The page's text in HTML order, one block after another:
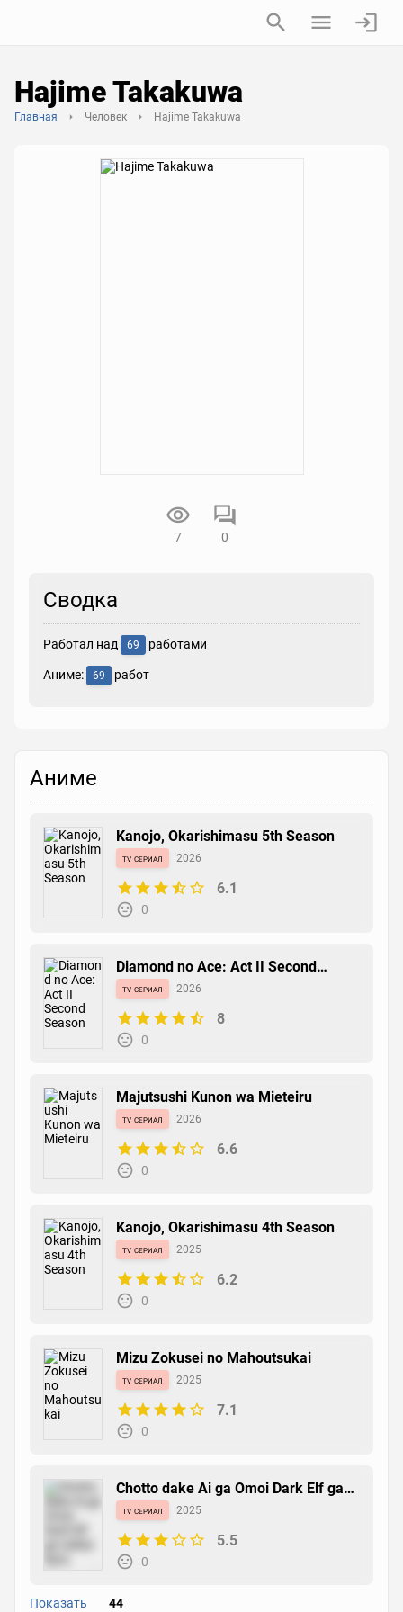
Hajime Takakuwa
Главная Человек Hajime Takakuwa
7 0
Сводка
Работал над 69 работами
Аниме: 69 работ
Аниме
Kanojo, Okarishimasu 5th Season
tv сериал 2026
6.1
0
Diamond no Ace: Act II Second
Season
tv сериал 2026
8
0
Majutsushi Kunon wa Mieteiru
tv сериал 2026
6.6
0
Kanojo, Okarishimasu 4th Season
tv сериал 2025
6.2
0
Mizu Zokusei no Mahoutsukai
tv сериал 2025
7.1
0
Chotto dake Ai ga Omoi Dark Elf ga
Isekai kara Oikaketekita
tv сериал 2025
5.5
0
Показать 44